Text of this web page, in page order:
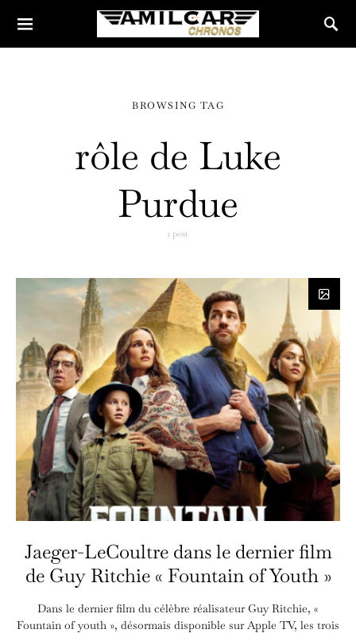
BROWSING TAG
rôle de Luke
Purdue
1 post
Jaeger-LeCoultre dans le dernier film
de Guy Ritchie « Fountain of Youth »
Dans le dernier film du célèbre réalisateur Guy Ritchie, «
Fountain of youth », désormais disponible sur Apple TV, les trois